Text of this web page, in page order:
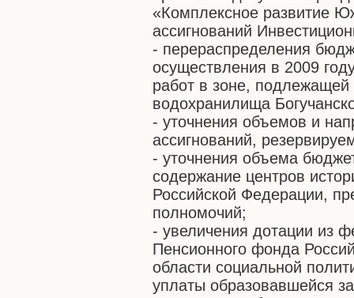
«Комплексное развитие
ассигнований
- перераспределения
осуществления в 2009
работ в зоне,
водохранилища
- уточнения объемов и
ассигнований,
- уточнения объема
содержание центров
Российской Федерации,
полномочий;
- увеличения дотации из
Пенсионного фонда
области социальной
уплаты образовавшейся